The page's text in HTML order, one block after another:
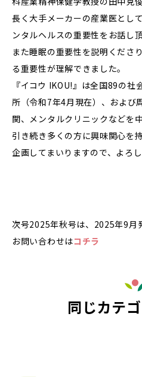
長く大手メーカーの産業医とし
ンタルヘルスの重要性をお話し
また睡眠の重要性を説明くださ
る重要性が理解できました。
『イコウ IKOU!』は全国89の
所（令和7年4月現在）、および
関、メンタルクリニックなどを
引き続き多くの方に興味関心を
企画してまいりますので、よろ
次号2025年秋号は、2025年9月
お問い合わせはコチラ
同じカテ